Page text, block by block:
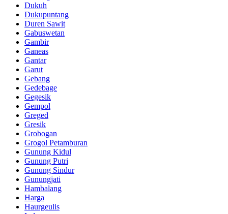
Dukuh
Dukupuntang
Duren Sawit
Gabuswetan
Gambir
Ganeas
Gantar
Garut
Gebang
Gedebage
Gegesik
Gempol
Greged
Gresik
Grobogan
Grogol Petamburan
Gunung Kidul
Gunung Putri
Gunung Sindur
Gunungjati
Hambalang
Harga
Haurgeulis